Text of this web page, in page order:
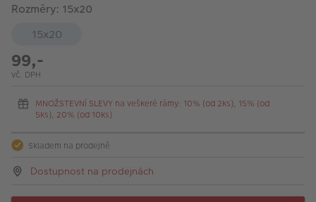
Rozměry: 15x20
15x20
99,-
vč. DPH
MNOŽSTEVNÍ SLEVY na veškeré rámy: 10% (od 2ks), 15% (od
5ks), 20% (od 10ks)
Skladem na prodejně
Dostupnost na prodejnách